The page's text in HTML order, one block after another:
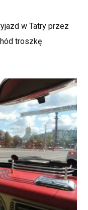
w Tatry przez
troszkę